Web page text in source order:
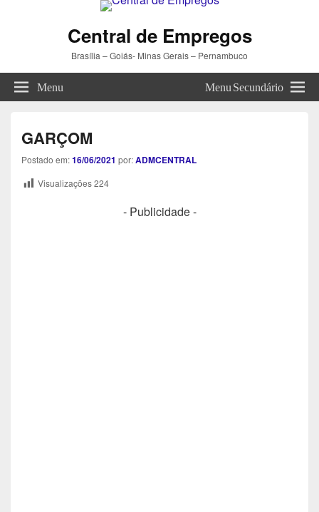
Central de Empregos
Brasília – Goiás- Minas Gerais – Pernambuco
Menu Menu Secundário
GARÇOM
Postado em:16/06/2021 por:ADMCENTRAL
Visualizações224
- Publicidade -